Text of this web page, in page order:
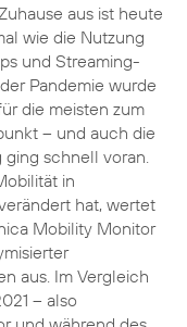
aus ist heute
wie die Nutzung
und Streaming-
Pandemie wurde
die meisten zum
– und auch die
ging schnell voran.
in
hat, wertet
Mobility Monitor
aus. Im Vergleich
– also